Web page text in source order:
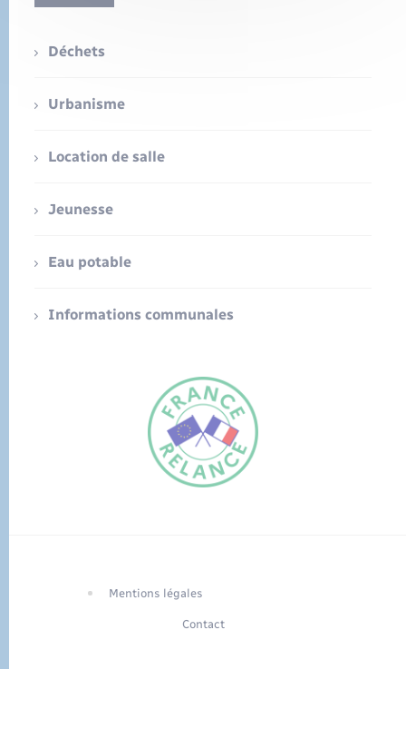
Déchets
Urbanisme
Location de salle
Jeunesse
Eau potable
Informations communales
Mentions légales
Contact